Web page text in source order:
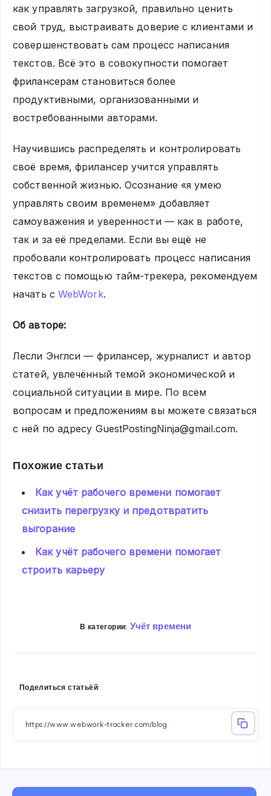
как управлять загрузкой, правильно ценить
свой труд, выстраивать доверие с клиентами и
совершенствовать сам процесс написания
текстов. Всё это в совокупности помогает
фрилансерам становиться более
продуктивными, организованными и
востребованными авторами.
Научившись распределять и контролировать
своё время, фрилансер учится управлять
собственной жизнью. Осознание «я умею
управлять своим временем» добавляет
самоуважения и уверенности — как в работе,
так и за её пределами. Если вы ещё не
пробовали контролировать процесс написания
текстов с помощью тайм-трекера, рекомендуем
начать с WebWork.
Об авторе:
Лесли Энглси — фрилансер, журналист и автор
статей, увлечённый темой экономической и
социальной ситуации в мире. По всем
вопросам и предложениям вы можете связаться
с ней по адресу GuestPostingNinja@gmail.com.
Похожие статьи
Как учёт рабочего времени помогает
снизить перегрузку и предотвратить
выгорание
Как учёт рабочего времени помогает
строить карьеру
В категории: Учёт времени
Поделиться статьёй:
Email